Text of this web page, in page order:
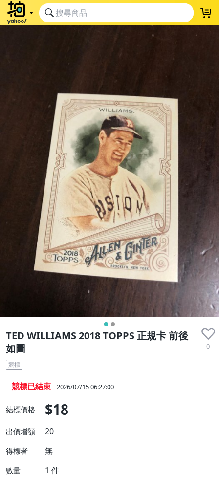
TED WILLIAMS 2018 TOPPS 正規卡 前後
如圖
0
競標
競標已結束 2026/07/15 06:27:00
結標價格 $18
出價增額 20
得標者 無
數量 1 件